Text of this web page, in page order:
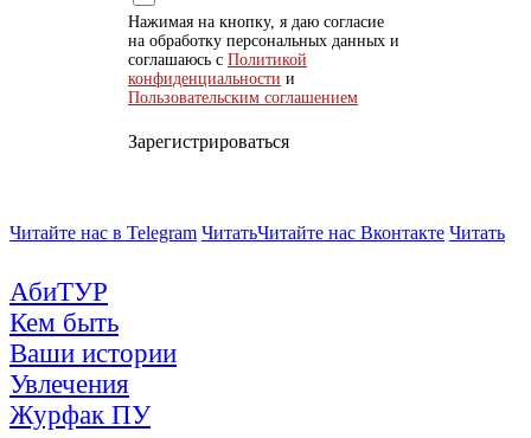
Нажимая на кнопку, я даю согласие
на обработку персональных данных и
соглашаюсь с Политикой
конфиденциальности и
Пользовательским соглашением
Зарегистрироваться
Читайте нас в Telegram ЧитатьЧитайте нас Вконтакте Читать
АбиТУР
Кем быть
Ваши истории
Увлечения
Журфак ПУ